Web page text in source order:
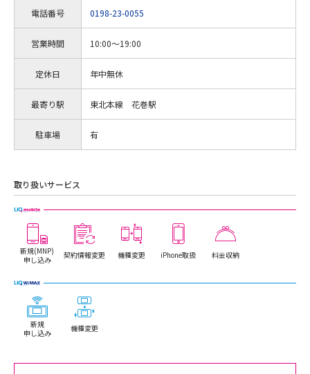
電話番号 0198-23-0055
営業時間 10:00～19:00
定休日 年中無休
最寄り駅 東北本線 花巻駅
駐車場 有
取り扱いサービス
新規(MNP)
申し込み
契約情報変更 機種変更 iPhone取扱 料金収納
新規
申し込み
機種変更